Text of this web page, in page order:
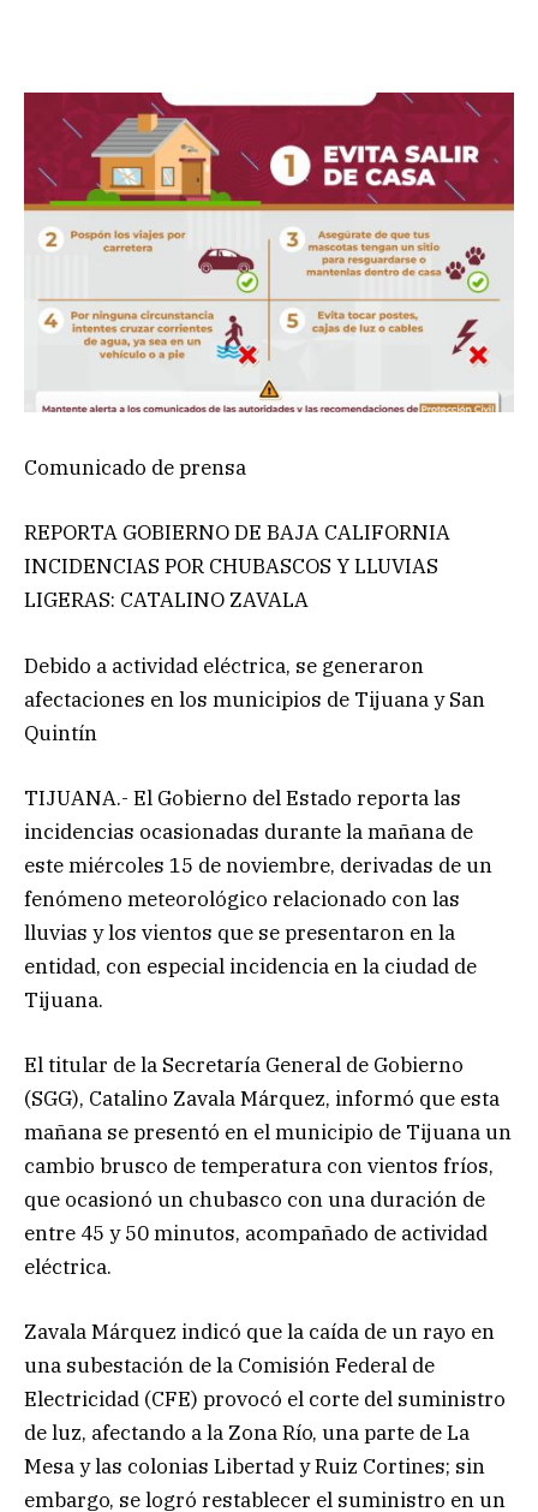
Comunicado de prensa
REPORTA GOBIERNO DE BAJA CALIFORNIA
INCIDENCIAS POR CHUBASCOS Y LLUVIAS
LIGERAS: CATALINO ZAVALA
Debido a actividad eléctrica, se generaron
afectaciones en los municipios de Tijuana y San
Quintín
TIJUANA.- El Gobierno del Estado reporta las
incidencias ocasionadas durante la mañana de
este miércoles 15 de noviembre, derivadas de un
fenómeno meteorológico relacionado con las
lluvias y los vientos que se presentaron en la
entidad, con especial incidencia en la ciudad de
Tijuana.
El titular de la Secretaría General de Gobierno
(SGG), Catalino Zavala Márquez, informó que esta
mañana se presentó en el municipio de Tijuana un
cambio brusco de temperatura con vientos fríos,
que ocasionó un chubasco con una duración de
entre 45 y 50 minutos, acompañado de actividad
eléctrica.
Zavala Márquez indicó que la caída de un rayo en
una subestación de la Comisión Federal de
Electricidad (CFE) provocó el corte del suministro
de luz, afectando a la Zona Río, una parte de La
Mesa y las colonias Libertad y Ruiz Cortines; sin
embargo, se logró restablecer el suministro en un